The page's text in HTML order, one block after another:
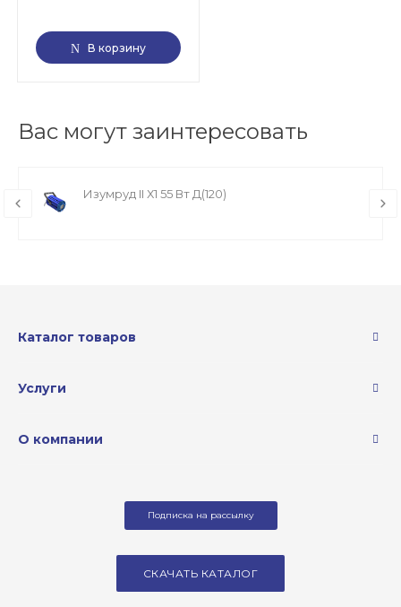
В корзину
Вас могут заинтересовать
Изумруд II Х1 55 Вт Д(120)
Каталог товаров
Услуги
О компании
Подписка на рассылку
СКАЧАТЬ КАТАЛОГ